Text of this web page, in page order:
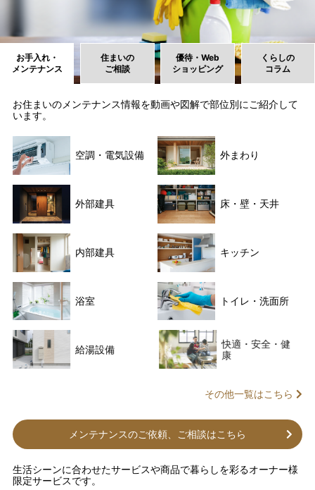
お手入れ・
メンテナンス
住まいの
ご相談
優待・Web
ショッピング
くらしの
コラム
お住まいのメンテナンス情報を動画や図解で部位別にご紹介して
います。
空調・電気設備 外まわり
外部建具 床・壁・天井
内部建具 キッチン
浴室 トイレ・洗面所
給湯設備
快適・安全・健
康
その他一覧はこちら
メンテナンスのご依頼、ご相談はこちら
生活シーンに合わせたサービスや商品で暮らしを彩るオーナー様
限定サービスです。